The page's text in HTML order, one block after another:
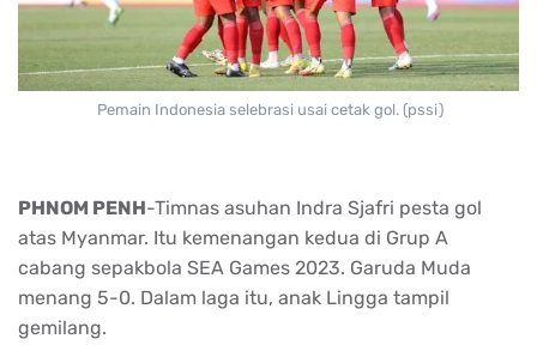
Pemain Indonesia selebrasi usai cetak gol. (pssi)
PHNOM PENH-Timnas asuhan Indra Sjafri pesta gol
atas Myanmar. Itu kemenangan kedua di Grup A
cabang sepakbola SEA Games 2023. Garuda Muda
menang 5-0. Dalam laga itu, anak Lingga tampil
gemilang.